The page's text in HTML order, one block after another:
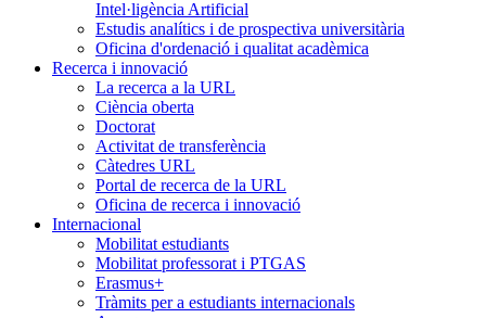
Intel·ligència Artificial
Estudis analítics i de prospectiva universitària
Oficina d'ordenació i qualitat acadèmica
Recerca i innovació
La recerca a la URL
Ciència oberta
Doctorat
Activitat de transferència
Càtedres URL
Portal de recerca de la URL
Oficina de recerca i innovació
Internacional
Mobilitat estudiants
Mobilitat professorat i PTGAS
Erasmus+
Tràmits per a estudiants internacionals